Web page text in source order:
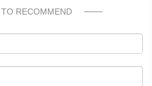
RECOMMEND